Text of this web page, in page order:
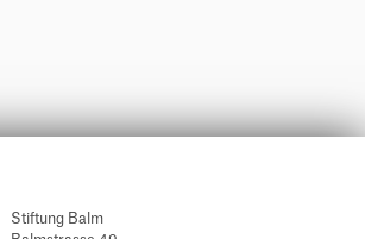
Stiftung Balm